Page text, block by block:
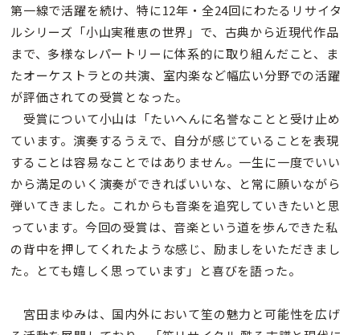
第一線で活躍を続け、特に12年・全24回にわたるリサイタ
ルシリーズ「小山実稚恵の世界」で、古典から近現代作品
まで、多様なレパートリーに体系的に取り組んだこと、ま
たオーケストラとの共演、室内楽など幅広い分野での活躍
が評価されての受賞となった。
受賞について小山は「たいへんに名誉なことと受け止め
ています。演奏するうえで、自分が感じていることを表現
することは容易なことではありません。一生に一度でいい
から満足のいく演奏ができればいいな、と常に願いながら
弾いてきました。これからも音楽を追究していきたいと思
っています。今回の受賞は、音楽という道を歩んできた私
の背中を押してくれたような感じ、励ましをいただきまし
た。とても嬉しく思っています」と喜びを語った。
宮田まゆみは、国内外において笙の魅力と可能性を広げ